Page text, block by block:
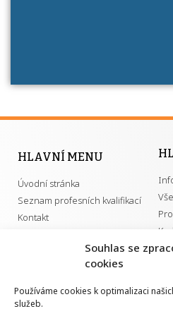
Souhlas se
cookies
Používáme cookies k optimalizaci
služeb.
HLAVNÍ MENU
Úvodní stránka
Seznam profesních kvalifikací
Kontakt
GDPR